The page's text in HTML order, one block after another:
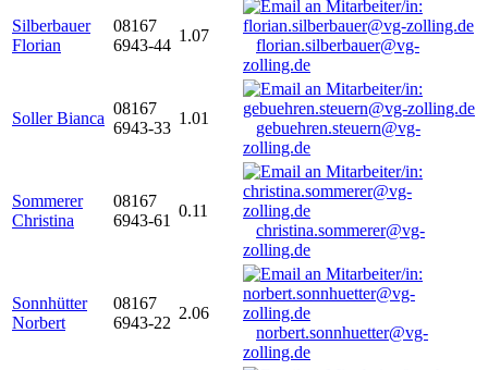
Silberbauer
Florian
08167
6943-44
1.07
florian.silberbauer@vg-
zolling.de
Soller Bianca
08167
6943-33
1.01
gebuehren.steuern@vg-
zolling.de
Sommerer
Christina
08167
6943-61
0.11
christina.sommerer@vg-
zolling.de
Sonnhütter
Norbert
08167
6943-22
2.06
norbert.sonnhuetter@vg-
zolling.de